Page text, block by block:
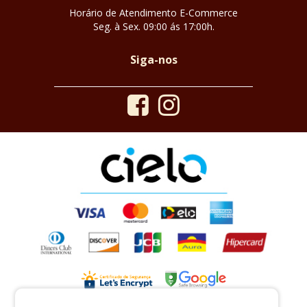
Horário de Atendimento E-Commerce
Seg. à Sex. 09:00 ás 17:00h.
Siga-nos